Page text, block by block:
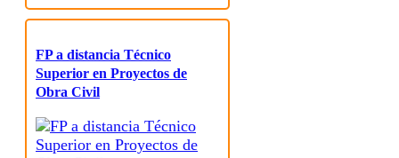
FP a distancia Técnico
Superior en Proyectos de
Obra Civil